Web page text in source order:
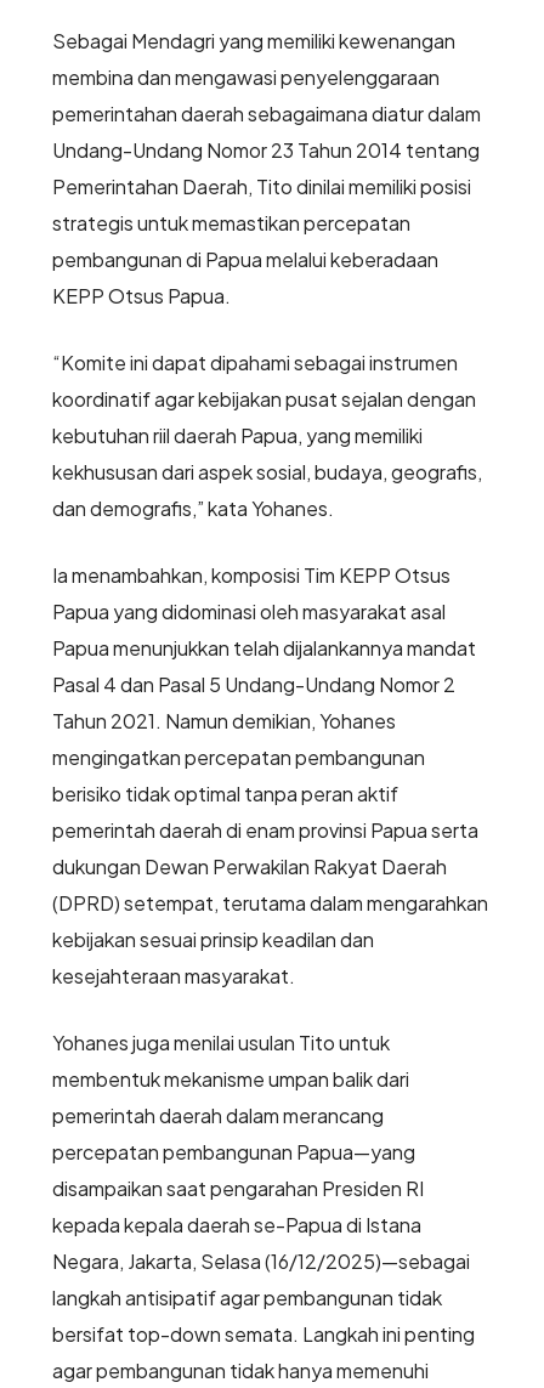
Sebagai Mendagri yang memiliki kewenangan
membina dan mengawasi penyelenggaraan
pemerintahan daerah sebagaimana diatur dalam
Undang-Undang Nomor 23 Tahun 2014 tentang
Pemerintahan Daerah, Tito dinilai memiliki posisi
strategis untuk memastikan percepatan
pembangunan di Papua melalui keberadaan
KEPP Otsus Papua.
“Komite ini dapat dipahami sebagai instrumen
koordinatif agar kebijakan pusat sejalan dengan
kebutuhan riil daerah Papua, yang memiliki
kekhususan dari aspek sosial, budaya, geografis,
dan demografis,” kata Yohanes.
Ia menambahkan, komposisi Tim KEPP Otsus
Papua yang didominasi oleh masyarakat asal
Papua menunjukkan telah dijalankannya mandat
Pasal 4 dan Pasal 5 Undang-Undang Nomor 2
Tahun 2021. Namun demikian, Yohanes
mengingatkan percepatan pembangunan
berisiko tidak optimal tanpa peran aktif
pemerintah daerah di enam provinsi Papua serta
dukungan Dewan Perwakilan Rakyat Daerah
(DPRD) setempat, terutama dalam mengarahkan
kebijakan sesuai prinsip keadilan dan
kesejahteraan masyarakat.
Yohanes juga menilai usulan Tito untuk
membentuk mekanisme umpan balik dari
pemerintah daerah dalam merancang
percepatan pembangunan Papua—yang
disampaikan saat pengarahan Presiden RI
kepada kepala daerah se-Papua di Istana
Negara, Jakarta, Selasa (16/12/2025)—sebagai
langkah antisipatif agar pembangunan tidak
bersifat top-down semata. Langkah ini penting
agar pembangunan tidak hanya memenuhi